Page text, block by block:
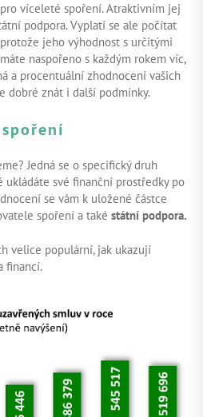
víceleté spoření. Atraktivním jej
podpora. Vyplatí se ale počítat
jeho výhodnost s určitými
naspořeno s každým rokem víc,
a procentuální zhodnocení vašich
dobré znát i další podmínky.
Jedná se o specifický druh
ukládáte své finanční prostředky po
se vám k uložené částce
spoření a také státní podpora.
velice populární, jak ukazují
financí.